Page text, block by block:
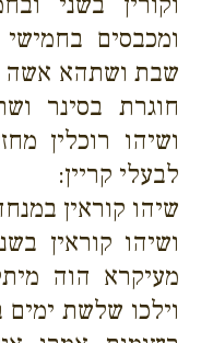
ומכבסים
שבת ושתהא אשה
חוגרת בסינר
ושיהו רוכלין
לבעלי קריין:
שיהו קוראין
ושיהו קוראין
מעיקרא הוה
וילכו שלשת